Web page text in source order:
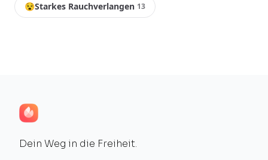
😵Starkes Rauchverlangen 13
Dein Weg in die Freiheit.